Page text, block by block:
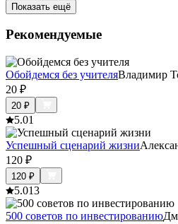
Показать ещё
Рекомендуемые
Обойдемся без учителяВладимир
20 ₽
20 ₽
5.01
Успешный сценарий жизни
120 ₽
120 ₽
5.013
500 советов по инвестированию